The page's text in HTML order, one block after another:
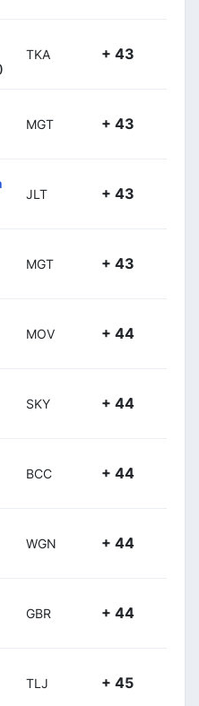
TKA + 43
MGT + 43
JLT + 43
MGT + 43
MOV + 44
SKY + 44
BCC + 44
WGN + 44
GBR + 44
TLJ + 45